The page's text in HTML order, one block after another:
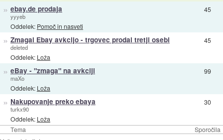
Tema Sporočila
» ebay.de prodaja
yyyeb
Oddelek: Pomoč in nasveti
45
» Zmagal Ebay avkcijo - trgovec prodal tretji osebi
deleted
Oddelek: Loža
45
» eBay - "zmaga" na avkciji
maXo
Oddelek: Loža
99
» Nakupovanje preko ebaya
turkx90
Oddelek: Loža
30